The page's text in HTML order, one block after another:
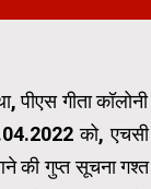
गीता
को,
गुप्त सूचना गश्त